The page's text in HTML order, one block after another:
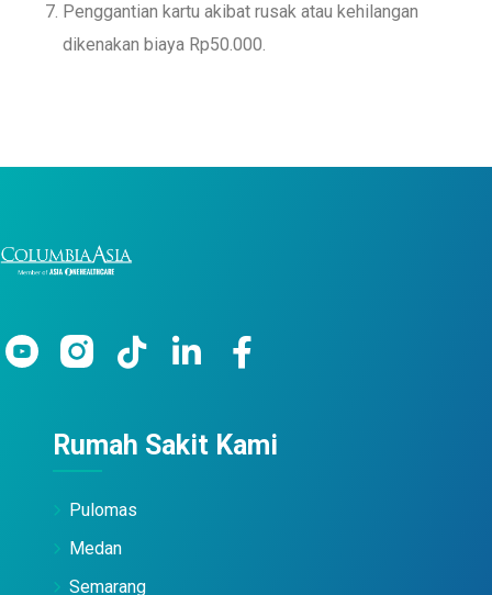
Penggantian kartu akibat rusak atau kehilangan
dikenakan biaya Rp50.000.
Rumah Sakit Kami
Pulomas
Medan
Semarang